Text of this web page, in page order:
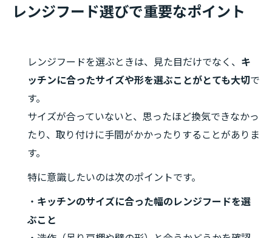
レンジフード選びで重要なポイント
レンジフードを選ぶときは、見た目だけでなく、 キ
ッチンに合ったサイズや形を選ぶことがとても大切で
す。
サイズが合っていないと、思ったほど換気できなかっ
たり、取り付けに手間がかかったりすることがありま
す。
特に意識したいのは次のポイントです。
・ キッチンのサイズに合った幅のレンジフードを選
ぶこと